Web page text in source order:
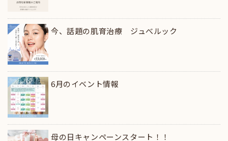
今、話題の肌育治療 ジュべルック
6月のイベント情報
母の日キャンペーンスタート！！